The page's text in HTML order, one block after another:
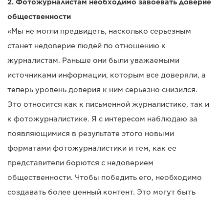
2. Фотожурналистам необходимо завоевать доверие
общественности
«Мы не могли предвидеть, насколько серьезным
станет недоверие людей по отношению к
журналистам. Раньше они были уважаемыми
источниками информации, которым все доверяли, а
теперь уровень доверия к ним серьезно снизился.
Это относится как к письменной журналистике, так и
к фотожурналистике. Я с интересом наблюдаю за
появляющимися в результате этого новыми
форматами фотожурналистики и тем, как ее
представители борются с недоверием
общественности. Чтобы победить его, необходимо
создавать более ценный контент. Это могут быть